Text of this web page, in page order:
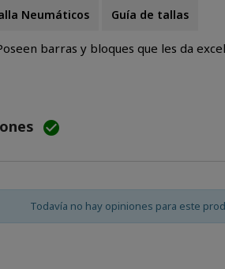
Neumáticos Guía de tallas
barras y bloques que les da

Todavía no hay opiniones para este